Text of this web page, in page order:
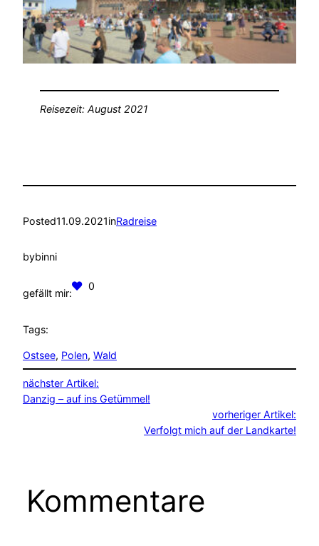
Reisezeit: August 2021
Posted11.09.2021inRadreise
bybinni
gefällt mir:
0
Tags:
Ostsee, Polen, Wald
nächster Artikel:
Danzig – auf ins Getümmel!
vorheriger Artikel:
Verfolgt mich auf der Landkarte!
Kommentare